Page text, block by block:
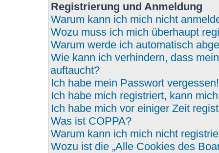
Registrierung und Anmeldung
Warum kann ich mich nicht
Wozu muss ich mich überhaupt
Warum werde ich automatisch
Wie kann ich verhindern, dass
auftaucht?
Ich habe mein Passwort vergessen!
Ich habe mich registriert, kann
Ich habe mich vor einiger Zeit
Was ist COPPA?
Warum kann ich mich nicht
Wozu ist die „Alle Cookies des